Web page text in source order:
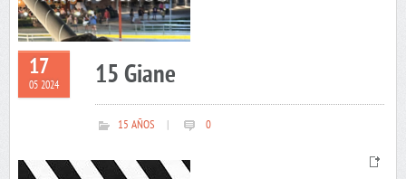
17
05 2024 15 Giane
15 AÑOS 0